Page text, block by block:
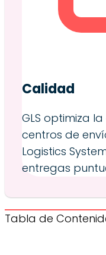
Calidad
GLS optimiza
centros de
Logistics
entregas
Tabla de